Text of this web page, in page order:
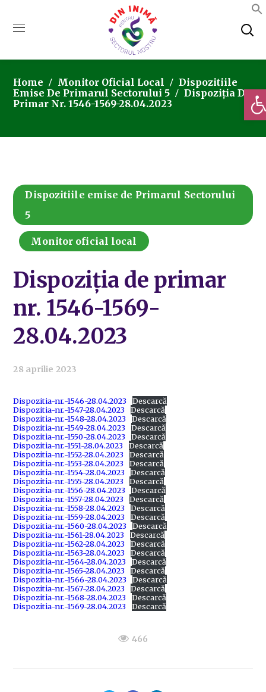
Home Monitor Oficial Local
Dispozitiile
Emise De Primarul Sectorului 5
Dispoziția De
Primar Nr. 1546-1569-28.04.2023
Dispozitiile emise de Primarul Sectorului
5
Monitor oficial local
Dispoziția de primar
nr. 1546-1569-
28.04.2023
28 aprilie 2023
Dispozitia-nr.-1546-28.04.2023
Descarcă
Dispozitia-nr.-1547-28.04.2023
Descarcă
Dispozitia-nr.-1548-28.04.2023
Descarcă
Dispozitia-nr.-1549-28.04.2023
Descarcă
Dispozitia-nr.-1550-28.04.2023
Descarcă
Dispozitia-nr.-1551-28.04.2023
Descarcă
Dispozitia-nr.-1552-28.04.2023
Descarcă
Dispozitia-nr.-1553-28.04.2023
Descarcă
Dispozitia-nr.-1554-28.04.2023
Descarcă
Dispozitia-nr.-1555-28.04.2023
Descarcă
Dispozitia-nr.-1556-28.04.2023
Descarcă
Dispozitia-nr.-1557-28.04.2023
Descarcă
Dispozitia-nr.-1558-28.04.2023
Descarcă
Dispozitia-nr.-1559-28.04.2023
Descarcă
Dispozitia-nr.-1560-28.04.2023
Descarcă
Dispozitia-nr.-1561-28.04.2023
Descarcă
Dispozitia-nr.-1562-28.04.2023
Descarcă
Dispozitia-nr.-1563-28.04.2023
Descarcă
Dispozitia-nr.-1564-28.04.2023
Descarcă
Dispozitia-nr.-1565-28.04.2023
Descarcă
Dispozitia-nr.-1566-28.04.2023
Descarcă
Dispozitia-nr.-1567-28.04.2023
Descarcă
Dispozitia-nr.-1568-28.04.2023
Descarcă
Dispozitia-nr.-1569-28.04.2023
Descarcă
466